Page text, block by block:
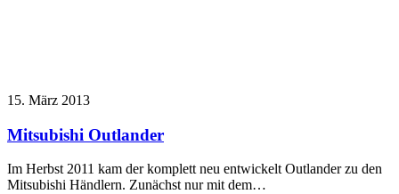
15. März 2013
Mitsubishi Outlander
Im Herbst 2011 kam der komplett neu entwickelt Outlander zu den
Mitsubishi Händlern. Zunächst nur mit dem…